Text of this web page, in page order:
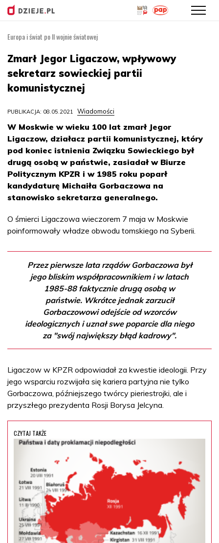
treści
Europa i świat po II wojnie światowej
Zmarł Jegor Ligaczow, wpływowy
sekretarz sowieckiej partii
komunistycznej
PUBLIKACJA: 08.05.2021 Wiadomości
W Moskwie w wieku 100 lat zmarł Jegor
Ligaczow, działacz partii komunistycznej, który
pod koniec istnienia Związku Sowieckiego był
drugą osobą w państwie, zasiadał w Biurze
Politycznym KPZR i w 1985 roku poparł
kandydaturę Michaiła Gorbaczowa na
stanowisko sekretarza generalnego.
O śmierci Ligaczowa wieczorem 7 maja w Moskwie
poinformowały władze obwodu tomskiego na Syberii.
Przez pierwsze lata rządów Gorbaczowa był
jego bliskim współpracownikiem i w latach
1985-88 faktycznie drugą osobą w
państwie. Wkrótce jednak zarzucił
Gorbaczowowi odejście od wzorców
ideologicznych i uznał swe poparcie dla niego
za "swój największy błąd kadrowy".
Ligaczow w KPZR odpowiadał za kwestie ideologii. Przy
jego wsparciu rozwijała się kariera partyjna nie tylko
Gorbaczowa, późniejszego twórcy pieriestrojki, ale i
przyszłego prezydenta Rosji Borysa Jelcyna.
CZYTAJ TAKŻE